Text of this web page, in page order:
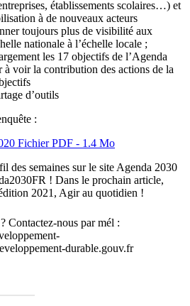
établissements scolaires…) et
à de nouveaux acteurs
toujours plus de visibilité aux
nationale à l’échelle locale ;
les 17 objectifs de l’Agenda
à voir la contribution des actions de la
d’outils
:
Fichier PDF - 1.4 Mo
des semaines sur le site Agenda 2030
! Dans le prochain article,
2021, Agir au quotidien !
Contactez-nous par mél :
durable.gouv.fr